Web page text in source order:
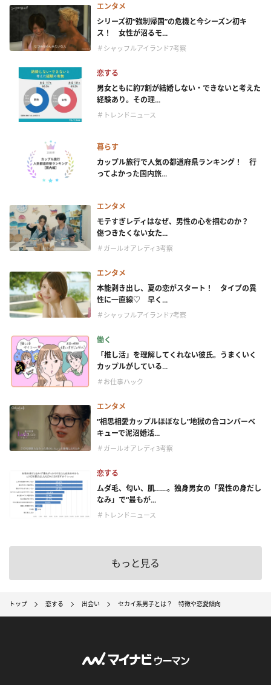
エンタメ
シリーズ初“強制帰国”の危機と今シーズン初キ
ス！ 女性が沼るモ...
＃シャッフルアイランド7考察
恋する
男女ともに約7割が結婚しない・できないと考えた
経験あり。その理...
＃トレンドニュース
暮らす
カップル旅行で人気の都道府県ランキング！ 行
ってよかった国内旅...
エンタメ
モテすぎレディはなぜ、男性の心を掴むのか？
傷つきたくない女た...
＃ガールオアレディ3考察
エンタメ
本能剥き出し、夏の恋がスタート！ タイプの異
性に一直線♡ 早く...
＃シャッフルアイランド7考察
働く
「推し活」を理解してくれない彼氏。うまくいく
カップルがしている...
＃お仕事ハック
エンタメ
“相思相愛カップルほぼなし”地獄の合コンバーベ
キューで泥沼婚活...
＃ガールオアレディ3考察
恋する
ムダ毛、匂い、肌……。独身男女の「異性の身だし
なみ」で“最もが...
＃トレンドニュース
もっと見る
トップ 恋する 出会い セカイ系男子とは？ 特徴や恋愛傾向